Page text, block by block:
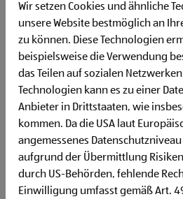
Aufgaben
Unterstützen des
erster Führungstätigkeiten
Qualifikationen, die ich
abgeschlossene 9-jährige
gute Allgemeinbildung
Flexibilität für Früh- und
Begeisterung im Handel zu
Unternehmenserfolg
Freude an der Arbeit im Team
Miteinander
Wir setzen Cookies und ähnliche
unsere Website bestmöglich an
zu können. Diese Technologien
beispielsweise die Verwendung
das Teilen auf sozialen
Technologien kann es zu einer
Anbieter in Drittstaaten, wie
kommen. Da die USA laut
angemessenes
aufgrund der Übermittlung
durch US-Behörden, fehlende
Einwilligung umfasst gemäß Art. 49